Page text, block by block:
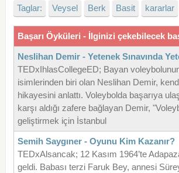
Taglar: Veysel Berk Basit kararlar
Başarı Öyküleri - İlginizi çekebilecek
Neslihan Demir - Yetenek Sınavında
TEDxIhlasCollegeED; Bayan
isimlerinden biri olan Neslihan Demir,
hikayesini anlattı. Voleybolda başarıya
karşı aldığı zafere bağlayan Demir,
geliştirmek için İstanbul
Semih Saygıner - Oyunu Kim Kazanır?
TEDxAlsancak; 12 Kasım 1964’te
geldi. Babası terzi Faruk Bey, annesi